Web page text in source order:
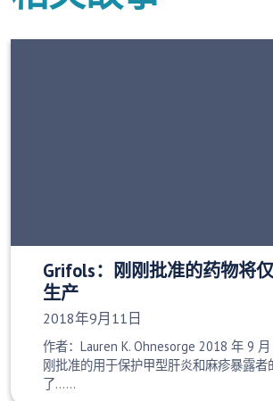
Grifols：刚刚批准的药物将
生产
发布日期：
2018年9月11日
作者：Lauren K. Ohnesorge 2018 年 9
刚批准的用于保护甲型肝炎和麻疹暴露者
了……